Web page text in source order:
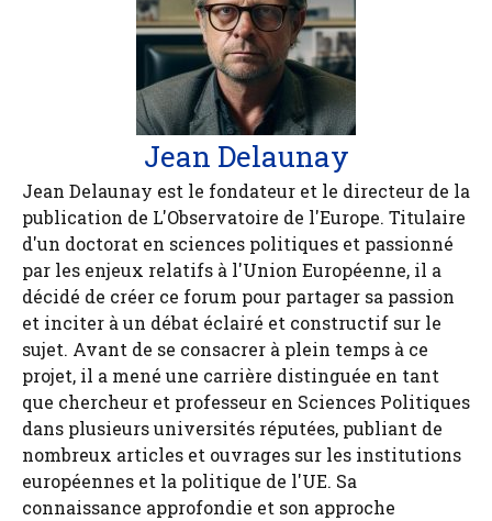
Jean Delaunay
Jean Delaunay est le fondateur et le directeur de la
publication de L'Observatoire de l'Europe. Titulaire
d'un doctorat en sciences politiques et passionné
par les enjeux relatifs à l'Union Européenne, il a
décidé de créer ce forum pour partager sa passion
et inciter à un débat éclairé et constructif sur le
sujet. Avant de se consacrer à plein temps à ce
projet, il a mené une carrière distinguée en tant
que chercheur et professeur en Sciences Politiques
dans plusieurs universités réputées, publiant de
nombreux articles et ouvrages sur les institutions
européennes et la politique de l'UE. Sa
connaissance approfondie et son approche